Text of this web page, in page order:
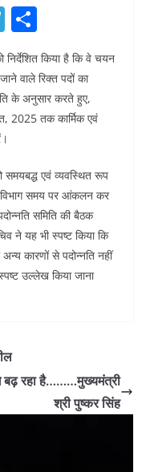
T
el
e
gr
a
m
h
ar
e
निर्देशित किया है कि वे चयन
वाले रिक्त पदों का
के अनुसार करते हुए,
2025 तक कार्मिक एवं
समयबद्ध एवं व्यवस्थित रूप
समय पर आंकलन कर
समिति की बैठक
ने यह भी स्पष्ट किया कि
कारणों से पदोन्नति नहीं
उल्लेख किया जाना
बढ़ रहा है………मुख्यमंत्री
श्री पुष्कर सिंह